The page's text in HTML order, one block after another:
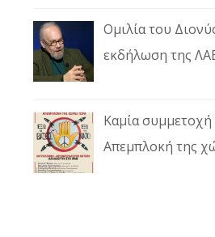
Ομιλία του
εκδήλωση της
Καμία
Απεμπλοκή της